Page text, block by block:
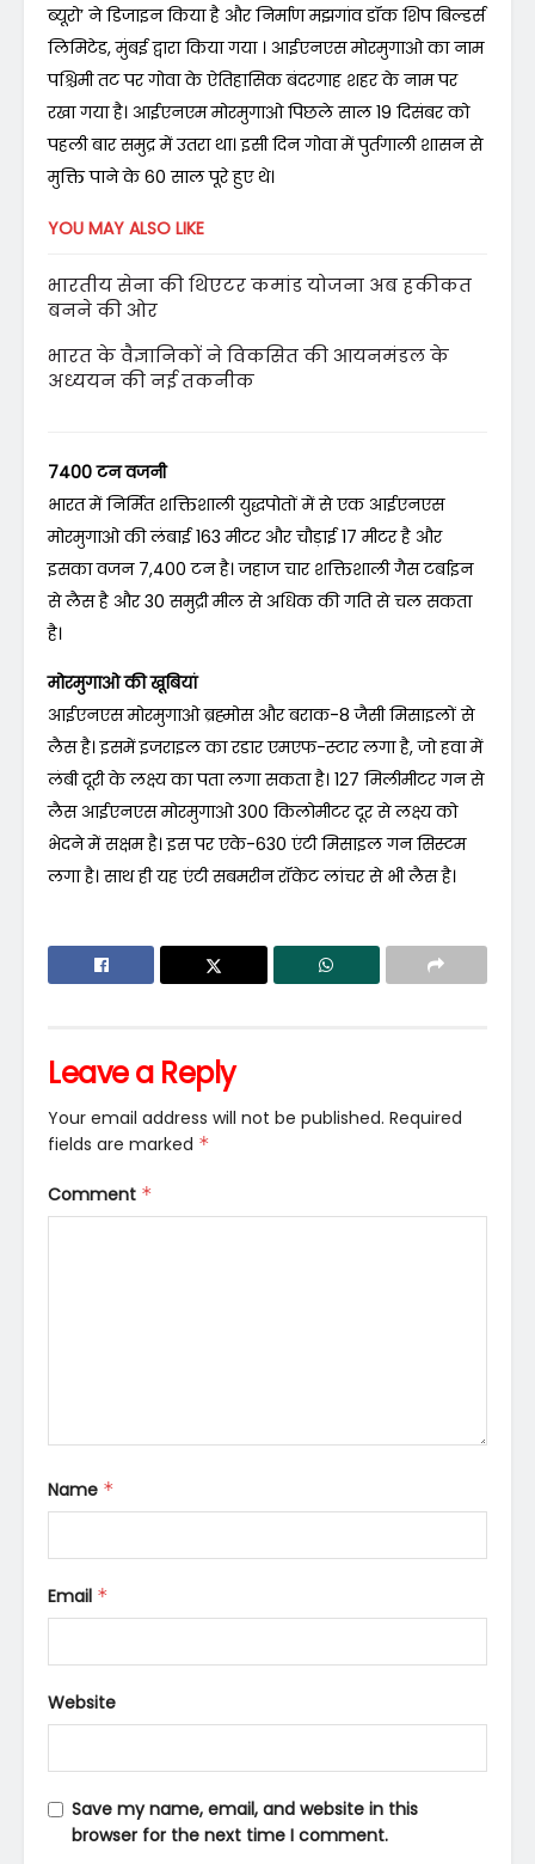
ब्यूरो’ ने डिजाइन किया है और निर्माण मझगांव डॉक शिप बिल्डर्स
लिमिटेड, मुंबई द्वारा किया गया । आईएनएस मोरमुगाओ का नाम
पश्चिमी तट पर गोवा के ऐतिहासिक बंदरगाह शहर के नाम पर
रखा गया है। आईएनएम मोरमुगाओ पिछले साल 19 दिसंबर को
पहली बार समुद्र में उतरा था। इसी दिन गोवा में पुर्तगाली शासन से
मुक्ति पाने के 60 साल पूरे हुए थे।
YOU MAY ALSO LIKE
भारतीय सेना की थिएटर कमांड योजना अब हकीकत
बनने की ओर
भारत के वैज्ञानिकों ने विकसित की आयनमंडल के
अध्ययन की नई तकनीक
7400 टन वजनी
भारत में निर्मित शक्तिशाली युद्धपोतों में से एक आईएनएस
मोरमुगाओ की लंबाई 163 मीटर और चौड़ाई 17 मीटर है और
इसका वजन 7,400 टन है। जहाज चार शक्तिशाली गैस टर्बाइन
से लैस है और 30 समुद्री मील से अधिक की गति से चल सकता
है।
मोरमुगाओ की खूबियां
आईएनएस मोरमुगाओ ब्रह्मोस और बराक-8 जैसी मिसाइलों से
लैस है। इसमें इजराइल का रडार एमएफ-स्टार लगा है, जो हवा में
लंबी दूरी के लक्ष्य का पता लगा सकता है। 127 मिलीमीटर गन से
लैस आईएनएस मोरमुगाओ 300 किलोमीटर दूर से लक्ष्य को
भेदने में सक्षम है। इस पर एके-630 एंटी मिसाइल गन सिस्टम
लगा है। साथ ही यह एंटी सबमरीन रॉकेट लांचर से भी लैस है।
Leave a Reply
Your email address will not be published. Required
fields are marked *
Comment *
Name *
Email *
Website
Save my name, email, and website in this
browser for the next time I comment.